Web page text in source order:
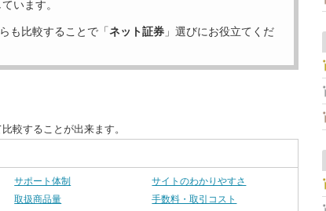
います。
も比較することで「ネット証券 」選びにお役立てくだ
較することが出来ます。
サポート体制
サイトのわかりやすさ
取扱商品量
手数料・取引コスト